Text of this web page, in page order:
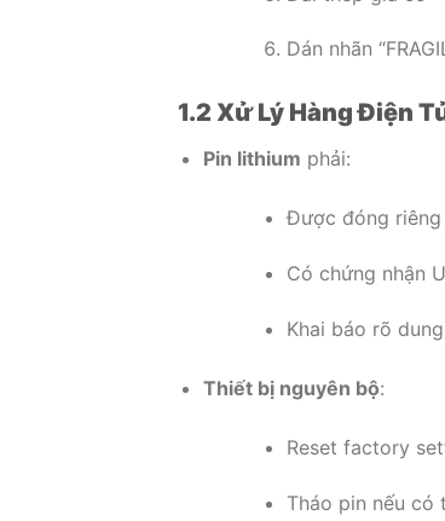
Dán nhãn
1.2 Xử Lý Hàng Điện
Pin lithium phải:
Được đóng
Có chứng nhận
Khai báo rõ
Thiết bị nguyên bộ:
Reset factory
Tháo pin nếu có